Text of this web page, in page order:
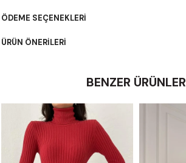
ÖDEME SEÇENEKLERI
ÜRÜN ÖNERILERI
BENZER ÜRÜNLER